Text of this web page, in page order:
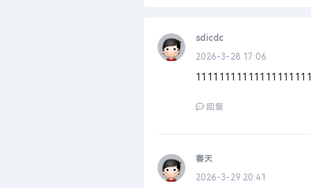
sdicdc
2026-3-28 17:06
回复
春天
2026-3-29 20:41